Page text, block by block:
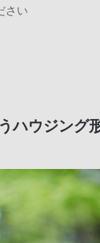
さい
ウジング